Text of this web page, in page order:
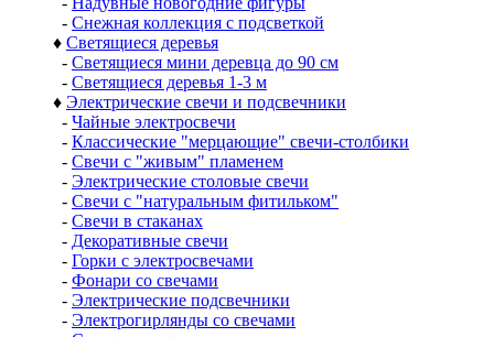
- Снежная коллекция с подсветкой
♦ Светящиеся деревья
- Светящиеся мини деревца до 90 см
- Светящиеся деревья 1-3 м
♦ Электрические свечи и подсвечники
- Чайные электросвечи
- Классические "мерцающие" свечи-столбики
- Свечи с "живым" пламенем
- Электрические столовые свечи
- Свечи с "натуральным фитильком"
- Свечи в стаканах
- Декоративные свечи
- Горки с электросвечами
- Фонари со свечами
- Электрические подсвечники
- Электрогирлянды со свечами